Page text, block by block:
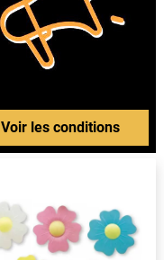
Voir les conditions